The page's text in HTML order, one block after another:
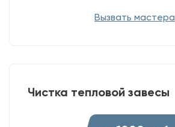
Вызвать мастера
Чистка тепловой завесы